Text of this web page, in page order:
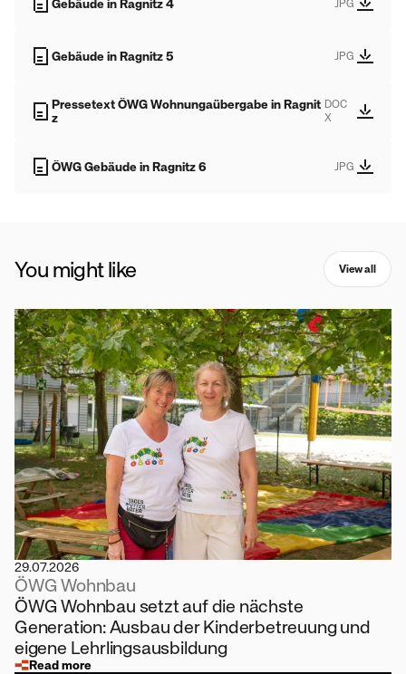
Gebäude in Ragnitz 4 JPG
Gebäude in Ragnitz 5 JPG
Pressetext ÖWG Wohnungaübergabe in Ragnit
z
DOC
X
ÖWG Gebäude in Ragnitz 6 JPG
You might like View all
29.07.2026
ÖWG Wohnbau
ÖWG Wohnbau setzt auf die nächste
Generation: Ausbau der Kinderbetreuung und
eigene Lehrlingsausbildung
Read more